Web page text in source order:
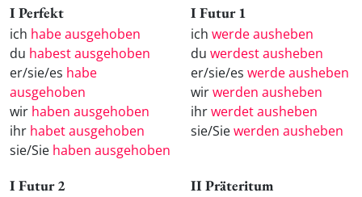
I Perfekt
ich habe ausgehoben
du habest ausgehoben
er/sie/es habe
ausgehoben
wir haben ausgehoben
ihr habet ausgehoben
sie/Sie haben ausgehoben
I Futur 1
ich werde ausheben
du werdest ausheben
er/sie/es werde ausheben
wirwerden ausheben
ihrwerdet ausheben
sie/Siewerden ausheben
I Futur 2 II Präteritum